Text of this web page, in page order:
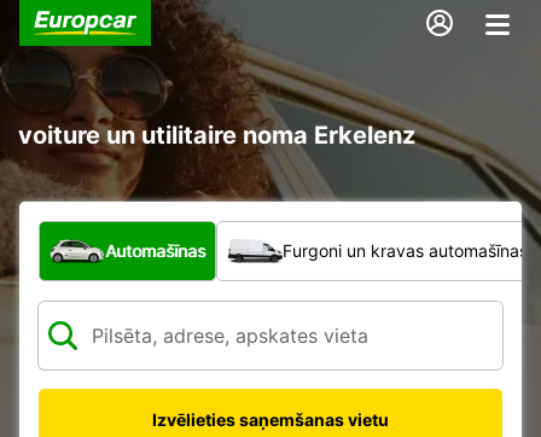
voiture un utilitaire noma Erkelenz
Kāda veida transportlīdzeklis?
Automašīnas Furgoni un kravas automašīnas
Izvēlieties saņemšanas vietu